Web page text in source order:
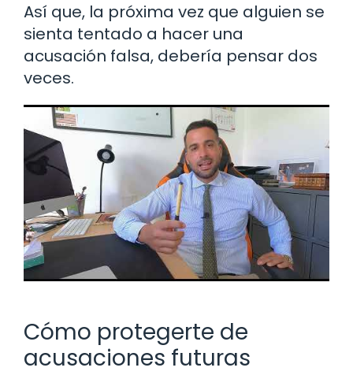
Así que, la próxima vez que alguien se
sienta tentado a hacer una
acusación falsa, debería pensar dos
veces.
Cómo protegerte de
acusaciones futuras